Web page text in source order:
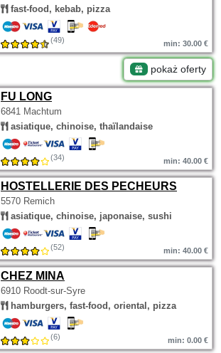
fast-food, kebab, pizza
(49) min: 30.00 €
pokaż oferty
FU LONG
6841 Machtum
asiatique, chinoise, thaïlandaise
(34) min: 40.00 €
HOSTELLERIE DES PECHEURS
5570 Remich
asiatique, chinoise, japonaise, sushi
(52) min: 40.00 €
CHEZ MINA
6910 Roodt-sur-Syre
hamburgers, fast-food, oriental, pizza
(6) min: 0.00 €